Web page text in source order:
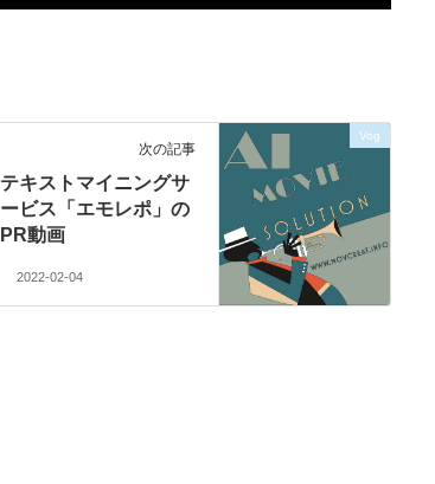
Vog
次の記事
テキストマイニングサ
ービス「エモレポ」の
PR動画
2022-02-04